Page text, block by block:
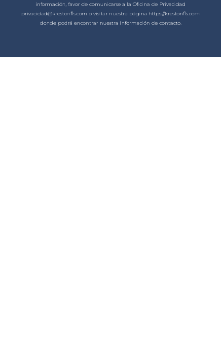
información, favor de comunicarse a la Oficina de Privacidad
privacidad@krestonfls.com o visitar nuestra página https://krestonfls.com
donde podrá encontrar nuestra información de contacto.